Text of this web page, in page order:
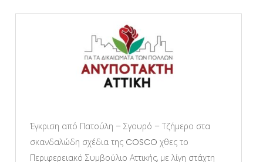
Έγκριση από Πατούλη – Σγουρό – Τζήμερο στα
σκανδαλώδη σχέδια της COSCO χθες το
Περιφερειακό Συμβούλιο Αττικής, με λίγη στάχτη